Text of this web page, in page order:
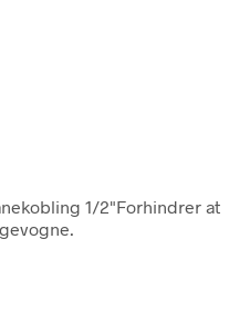
1/2"Forhindrer at